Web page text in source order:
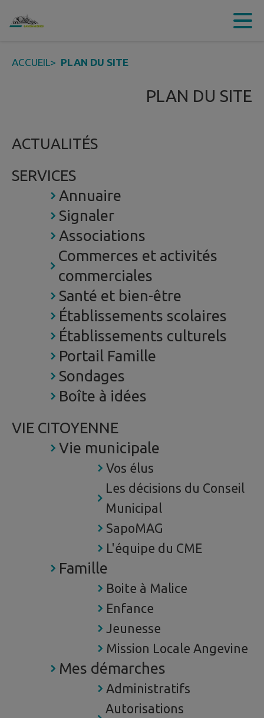
Contenu
ACCUEIL> PLAN DU SITE
PLAN DU SITE
ACTUALITÉS
SERVICES
Annuaire
Signaler
Associations
Commerces et activités
commerciales
Santé et bien-être
Établissements scolaires
Établissements culturels
Portail Famille
Sondages
Boîte à idées
VIE CITOYENNE
Vie municipale
Vos élus
Les décisions du Conseil
Municipal
SapoMAG
L'équipe du CME
Famille
Boite à Malice
Enfance
Jeunesse
Mission Locale Angevine
Mes démarches
Administratifs
Autorisations